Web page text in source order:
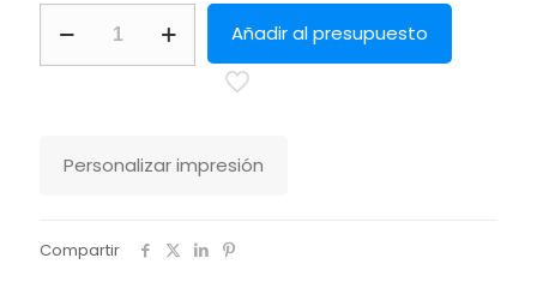
Tib
Makito
Añadir al presupuesto
Personalizar impresión
Compartir